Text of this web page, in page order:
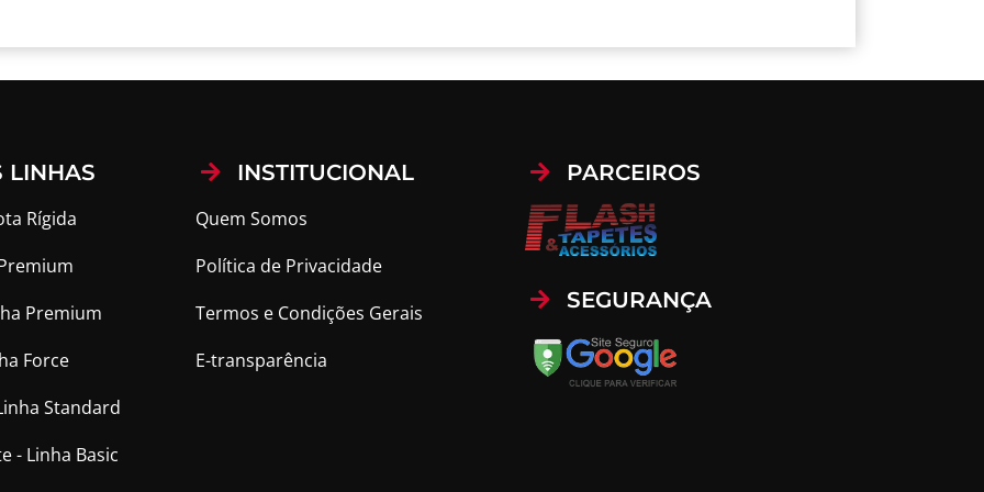
LINHAS
Rígida
Premium
Force
Standard
- Linha Basic
INSTITUCIONAL
Quem Somos
Política de Privacidade
Termos e Condições Gerais
E-transparência
PARCEIROS
SEGURANÇA